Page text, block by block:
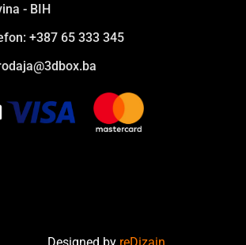
- BIH
+387 65 333 345